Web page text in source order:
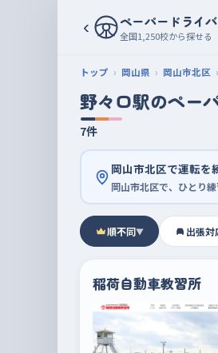
‹ ペーパードライ
全国1,250校から探せる
トップ 岡山県 岡山市北区
野々口駅のペー
7件
岡山市北区で運転を
岡山市北区で、ひとり
順不同▼ 出張対
稲荷自動車教習所